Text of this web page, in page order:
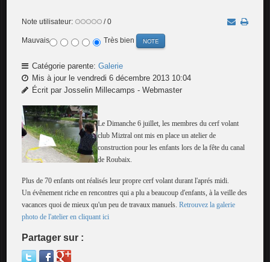
Note utilisateur: / 0
Mauvais Très bien
Catégorie parente:Galerie
Mis à jour le vendredi 6 décembre 2013 10:04
Écrit par Josselin Millecamps - Webmaster
Le Dimanche 6 juillet, les membres du cerf volant
club Miztral ont mis en place un atelier de
construction pour les enfants lors de la fête du canal
de Roubaix.
Plus de 70 enfants ont réalisés leur propre cerf volant durant l'aprés midi.
Un évênement riche en rencontres qui a plu a beaucoup d'enfants, à la veille des
vacances quoi de mieux qu'un peu de travaux manuels.Retrouvez la galerie
photo de l'atelier en cliquant ici
Partager sur :